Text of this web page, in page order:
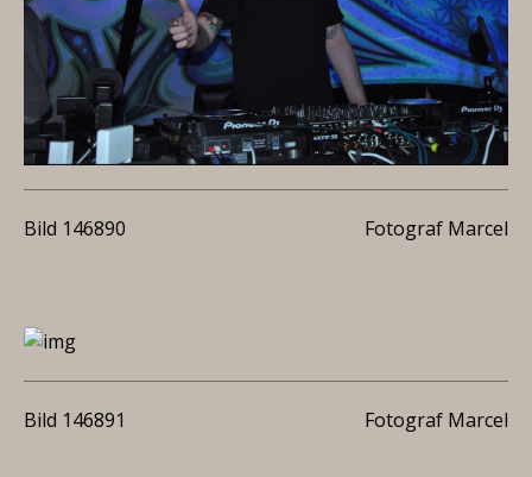
Bild 146890 Fotograf Marcel
Bild 146891 Fotograf Marcel